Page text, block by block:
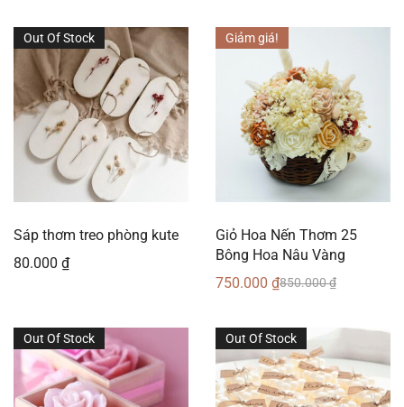
Out Of Stock
Sáp thơm treo phòng kute
80.000 ₫
Giảm giá!
Giỏ Hoa Nến Thơm 25
Bông Hoa Nâu Vàng
850.000₫
750.000 ₫
Out Of Stock Out Of Stock